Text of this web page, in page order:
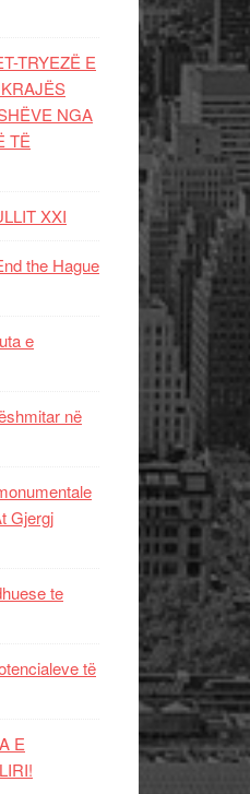
TRYEZË E
NGA
TË
XXI
the Hague
e
në
Gjergj
te
të
E